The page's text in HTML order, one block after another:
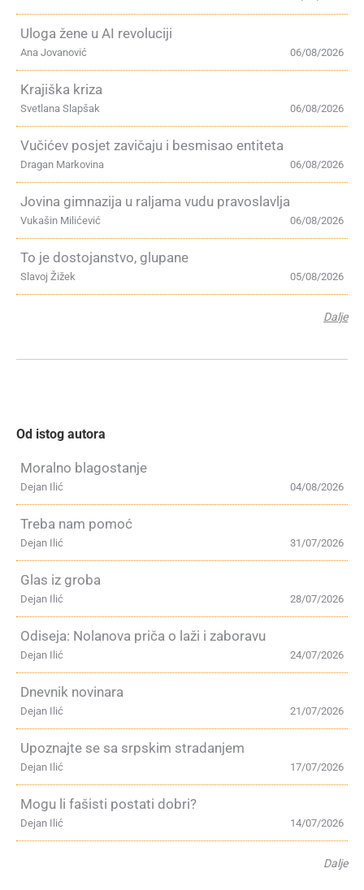
Uloga žene u AI revoluciji
06/08/2026
Ana Jovanović
Krajiška kriza
06/08/2026
Svetlana Slapšak
Vučićev posjet zavičaju i besmisao entiteta
06/08/2026
Dragan Markovina
Jovina gimnazija u raljama vudu pravoslavlja
06/08/2026
Vukašin Milićević
To je dostojanstvo, glupane
05/08/2026
Slavoj Žižek
Dalje
Od istog autora
Moralno blagostanje
04/08/2026
Dejan Ilić
Treba nam pomoć
31/07/2026
Dejan Ilić
Glas iz groba
28/07/2026
Dejan Ilić
Odiseja: Nolanova priča o laži i zaboravu
24/07/2026
Dejan Ilić
Dnevnik novinara
21/07/2026
Dejan Ilić
Upoznajte se sa srpskim stradanjem
17/07/2026
Dejan Ilić
Mogu li fašisti postati dobri?
14/07/2026
Dejan Ilić
Dalje